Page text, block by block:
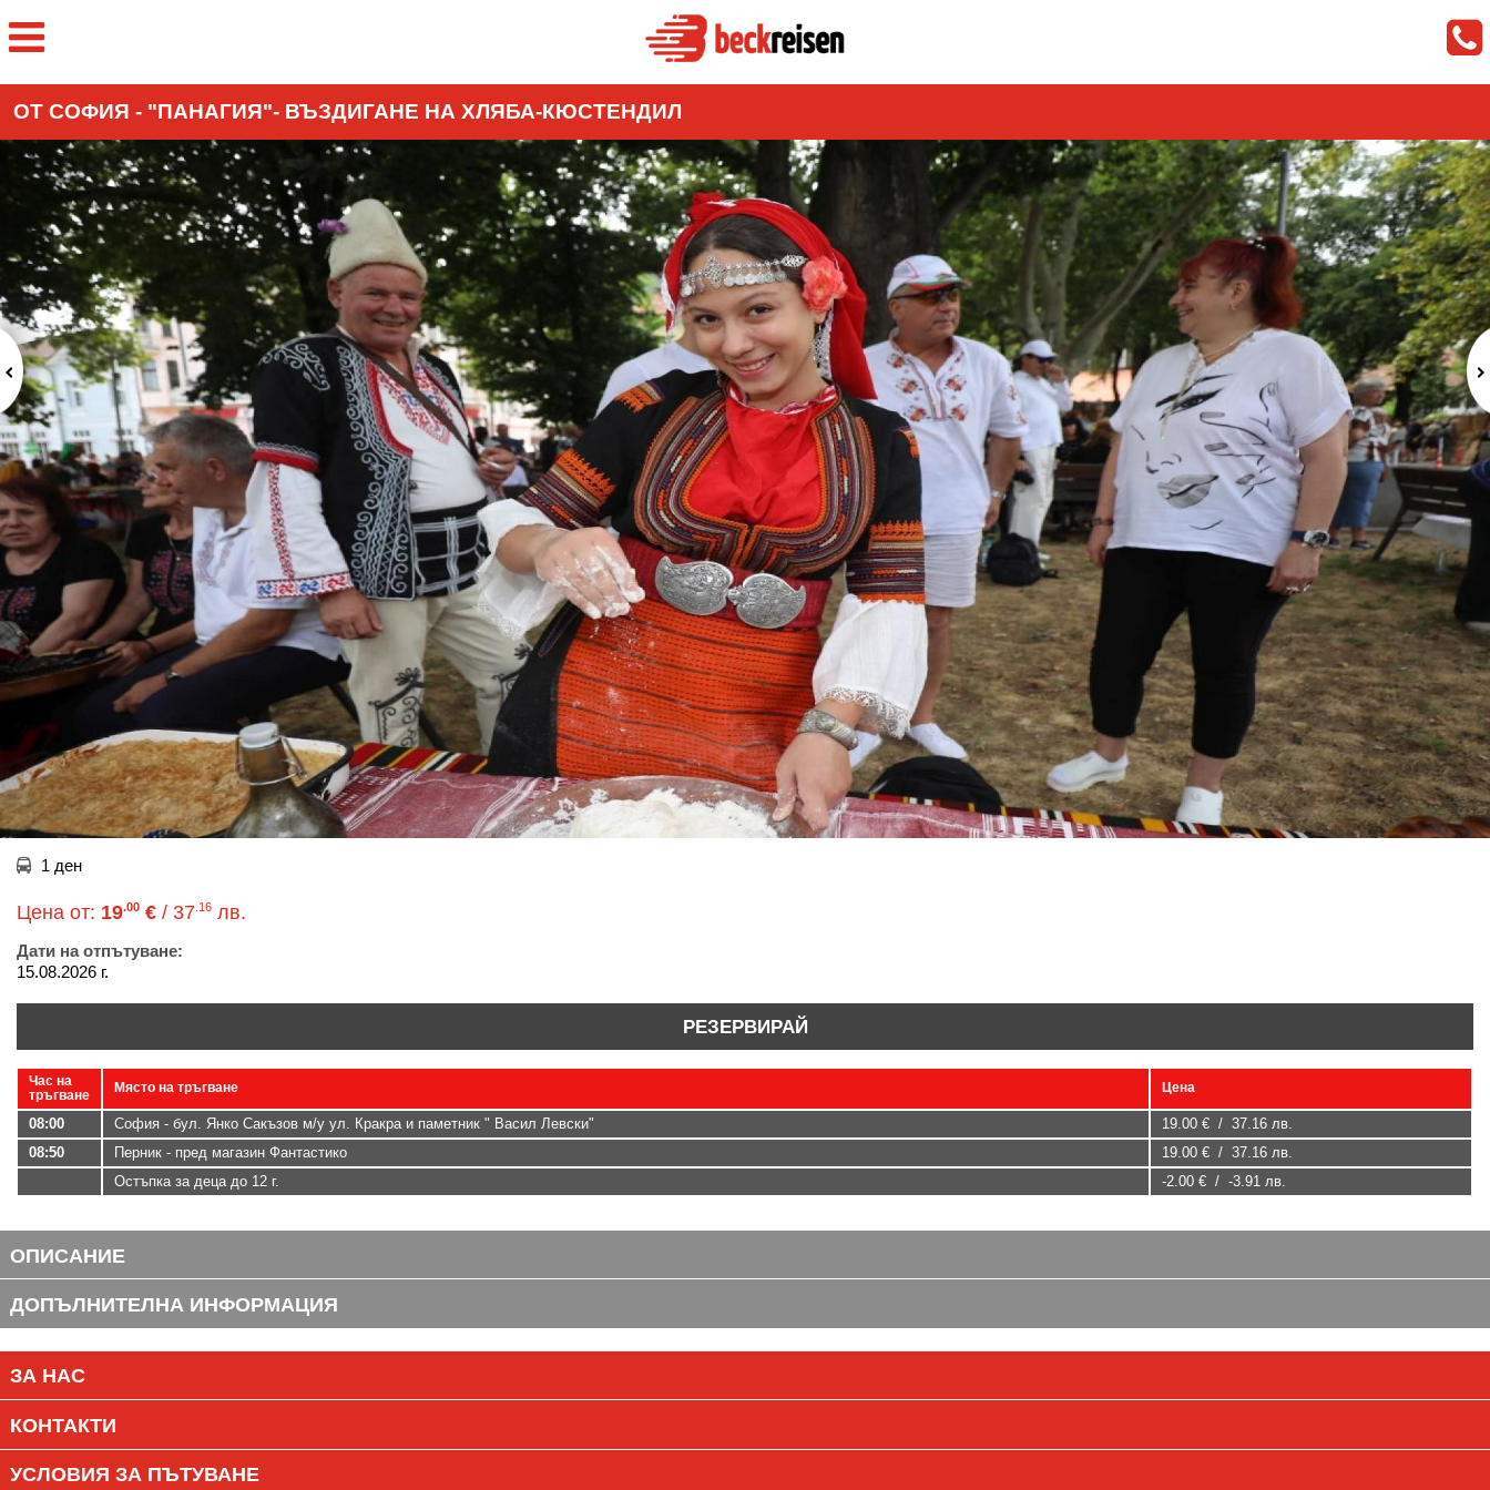
ОТ СОФИЯ - "ПАНАГИЯ"- ВЪЗДИГАНЕ НА ХЛЯБА-КЮСТЕНДИЛ
1 ден
Цена от: 19.00 € / 37 .16 лв.
Дати на отпътуване:
15.08.2026 г.
РЕЗЕРВИРАЙ
Час на
тръгване
Място на тръгване Цена
08:00 София - бул. Янко Сакъзов м/у ул. Кракра и паметник " Васил Левски"
19.00 € / 37.16 лв.
08:50
Перник - пред магазин Фантастико
19.00 € / 37.16 лв.
Остъпка за деца до 12 г.
-2.00 € / -3.91 лв.
ОПИСАНИЕ
ДОПЪЛНИТЕЛНА ИНФОРМАЦИЯ
ЗА НАС
КОНТАКТИ
УСЛОВИЯ ЗА ПЪТУВАНЕ